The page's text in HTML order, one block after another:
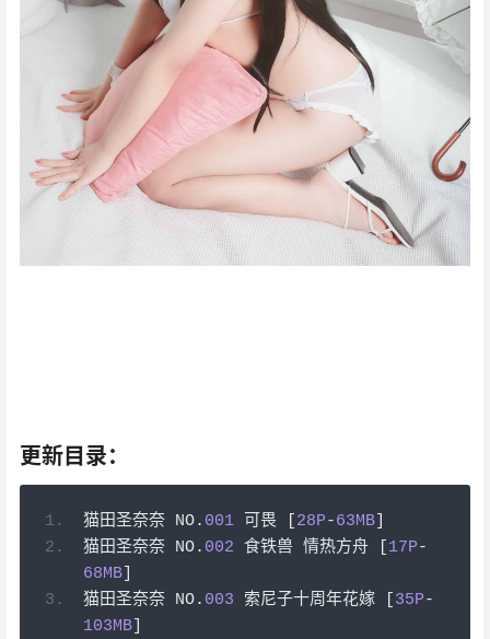
更新目录：
猫田圣奈奈 NO. 001 可畏 28P-63MB]
猫田圣奈奈 NO. 002 食铁兽 情热方舟 17P-
68MB]
猫田圣奈奈 NO. 003 索尼子十周年花嫁 35P-
103MB]